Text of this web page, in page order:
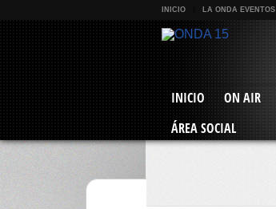
INICIO LA ONDA EVENTOS
INICIO ON AIR
ÁREA SOCIAL